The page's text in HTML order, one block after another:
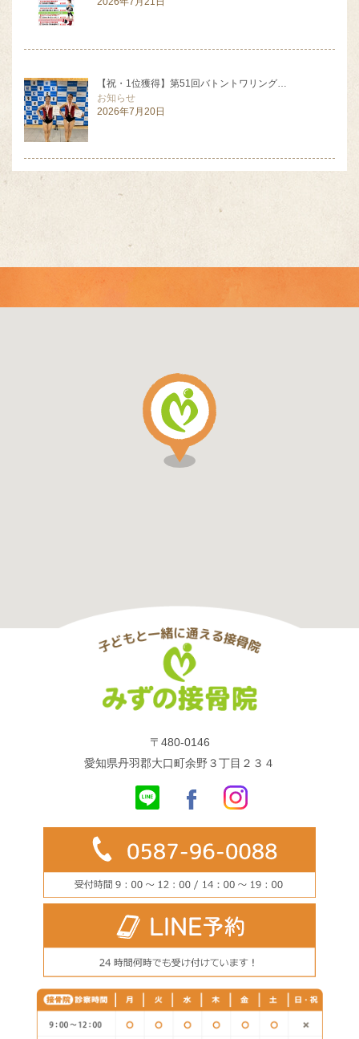
【祝・1位獲得】第51回バトントワリング…
お知らせ
2026年7月20日
〒480-0146
愛知県丹羽郡大口町余野３丁目２３４